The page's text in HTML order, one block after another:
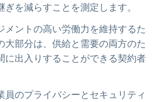
を減らすことを測定します。
メントの高い労働力を維持するた
大部分は、供給と需要の両方のた
に出入りすることができる契約者
員のプライバシーとセキュリティ